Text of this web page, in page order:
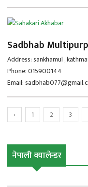
Sadbhab
Address: sankhamul ,
Phone: 015900144
Email:
‹ 1 2 3
नेपाली क्यालेन्डर